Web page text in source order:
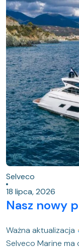
Selveco
18 lipca, 2026
Nasz nowy
Ważna aktualizacja
Selveco Marine